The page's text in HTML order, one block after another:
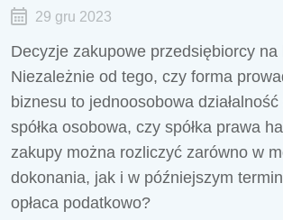
29 gru 2023
Decyzje zakupowe przedsiębiorcy na
Niezależnie od tego, czy forma
biznesu to jednoosobowa
spółka osobowa, czy spółka prawa
zakupy można rozliczyć zarówno w
dokonania, jak i w późniejszym
opłaca podatkowo?